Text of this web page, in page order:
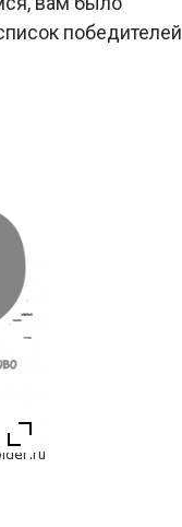
победителей